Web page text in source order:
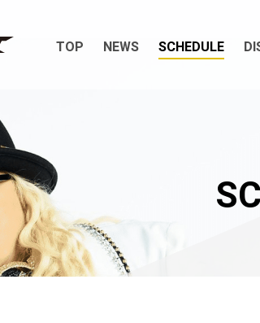
TOP NEWS SCHEDULE